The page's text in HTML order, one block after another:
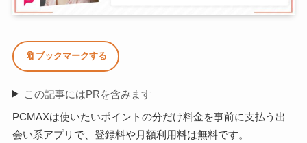
🔖 ブックマークする
この記事にはPRを含みます
PCMAXは使いたいポイントの分だけ料金を事前に支払う出
会い系アプリで、登録料や月額利用料は無料です。